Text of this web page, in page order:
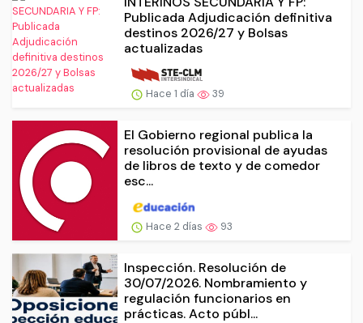
Publicada Adjudicación definitiva
destinos 2026/27 y Bolsas
actualizadas
Hace 1 día 39
El Gobierno regional publica la
resolución provisional de ayudas
de libros de texto y de comedor
esc...
Hace 2 días 93
Inspección. Resolución de
30/07/2026. Nombramiento y
regulación funcionarios en
prácticas. Acto públ...